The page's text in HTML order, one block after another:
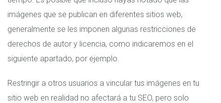
imágenes que se publican en diferentes sitios web,
generalmente se les imponen algunas restricciones de
derechos de autor y licencia, como indicaremos en el
siguiente apartado, por ejemplo.
Restringir a otros usuarios a vincular tus imágenes en tu
sitio web en realidad no afectará a tu SEO, pero solo